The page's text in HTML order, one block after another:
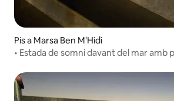
Pis a Marsa Ben M'Hidi
• Estada de somni davant del mar amb